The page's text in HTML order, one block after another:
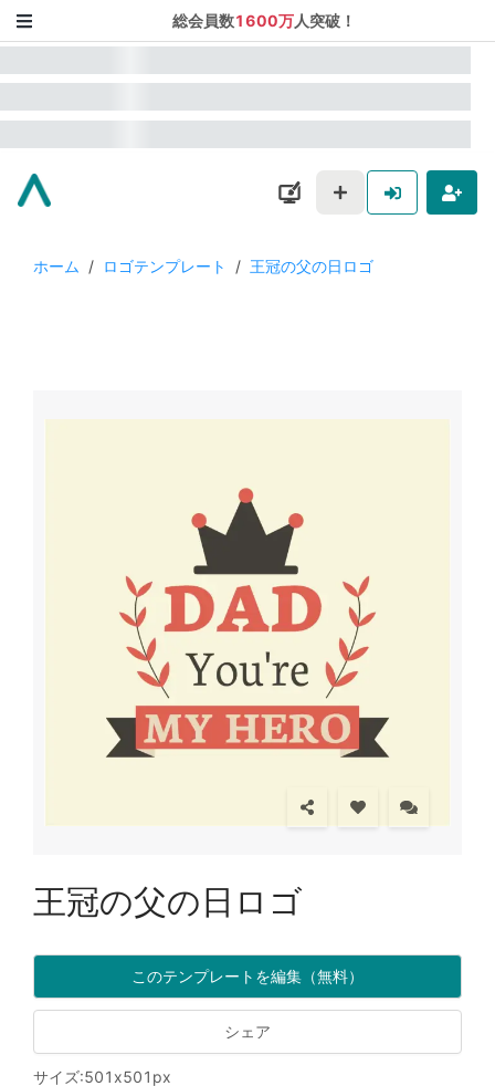
総会員数1600万人突破！
ホーム / ロゴテンプレート / 王冠の父の日ロゴ
王冠の父の日ロゴ
このテンプレートを編集（無料）
シェア
サイズ:501 x501 px